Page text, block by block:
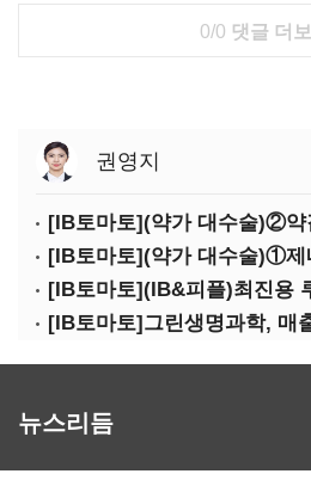
0/0 댓글 더보
권영지
뉴스리듬